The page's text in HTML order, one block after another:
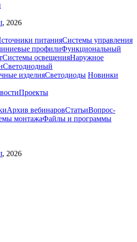
, 2026
питанияСистемы управления
профилиФункциональный
Системы освещенияНаружное
Светодиодный
изделияСветодиоды Новинки
Проекты
Архив вебинаровСтатьиВопрос-
монтажаФайлы и программы
, 2026